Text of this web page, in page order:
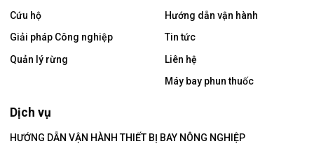
Cứu hộ
Giải pháp Công nghiệp
Quản lý rừng
Dịch vụ
HƯỚNG DẪN VẬN HÀNH THIẾT BỊ BAY NÔNG NGHIỆP
Hướng dẫn vận hành
Tin tức
Liên hệ
Máy bay phun thuốc